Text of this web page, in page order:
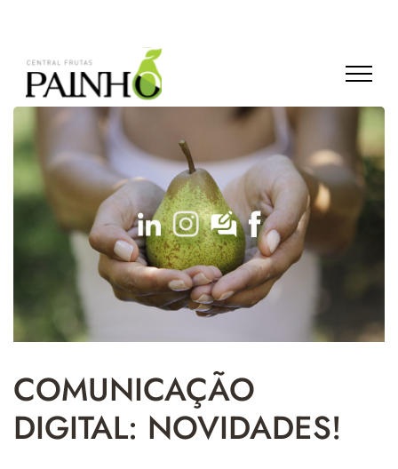
COMUNICAÇÃO
DIGITAL: NOVIDADES!